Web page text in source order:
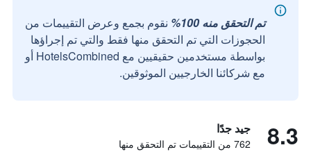
تم التحقق منه 100%
نقوم بجمع وعرض التقييمات من
الحجوزات التي تم التحقق منها فقط والتي تم إجراؤها
بواسطة مستخدمين حقيقيين مع HotelsCombined أو
مع شركائنا الخارجيين الموثوقين.
8.3 جيد جدًا
762 من التقييمات تم التحقق منها